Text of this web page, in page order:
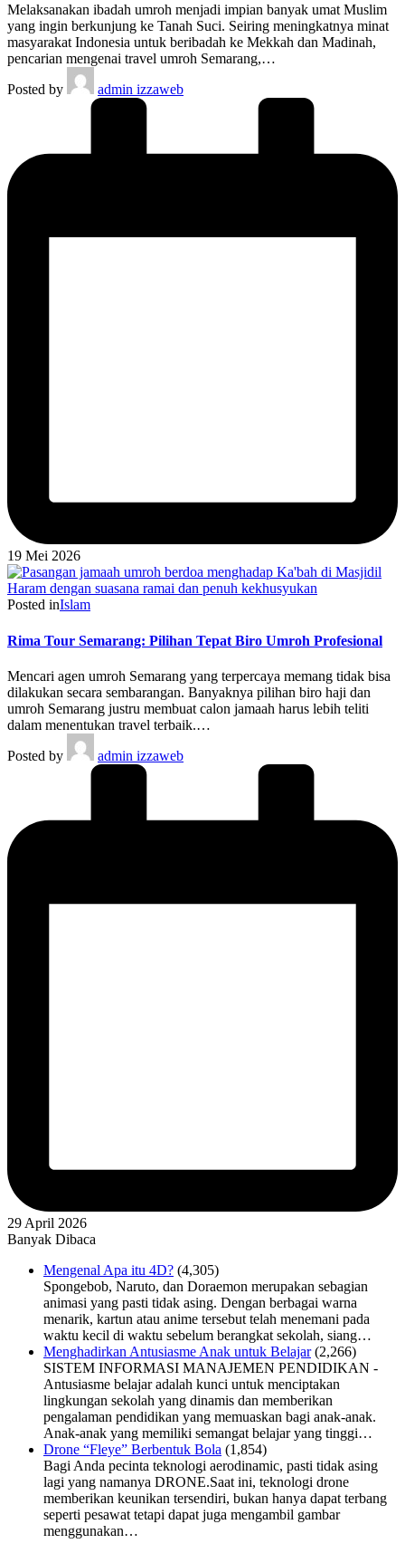
Melaksanakan ibadah umroh menjadi impian banyak umat Muslim
yang ingin berkunjung ke Tanah Suci. Seiring meningkatnya minat
masyarakat Indonesia untuk beribadah ke Mekkah dan Madinah,
pencarian mengenai travel umroh Semarang,…
Posted by
admin izzaweb
19 Mei 2026
Posted inIslam
Rima Tour Semarang: Pilihan Tepat Biro Umroh Profesional
Mencari agen umroh Semarang yang terpercaya memang tidak bisa
dilakukan secara sembarangan. Banyaknya pilihan biro haji dan
umroh Semarang justru membuat calon jamaah harus lebih teliti
dalam menentukan travel terbaik.…
Posted by
admin izzaweb
29 April 2026
Banyak Dibaca
Mengenal Apa itu 4D? (4,305)
Spongebob, Naruto, dan Doraemon merupakan sebagian
animasi yang pasti tidak asing. Dengan berbagai warna
menarik, kartun atau anime tersebut telah menemani pada
waktu kecil di waktu sebelum berangkat sekolah, siang…
Menghadirkan Antusiasme Anak untuk Belajar (2,266)
SISTEM INFORMASI MANAJEMEN PENDIDIKAN -
Antusiasme belajar adalah kunci untuk menciptakan
lingkungan sekolah yang dinamis dan memberikan
pengalaman pendidikan yang memuaskan bagi anak-anak.
Anak-anak yang memiliki semangat belajar yang tinggi…
Drone “Fleye” Berbentuk Bola (1,854)
Bagi Anda pecinta teknologi aerodinamic, pasti tidak asing
lagi yang namanya DRONE.Saat ini, teknologi drone
memberikan keunikan tersendiri, bukan hanya dapat terbang
seperti pesawat tetapi dapat juga mengambil gambar
menggunakan…